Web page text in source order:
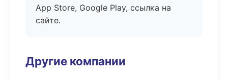
App Store, Google Play, ссылка на
сайте.
Другие компании